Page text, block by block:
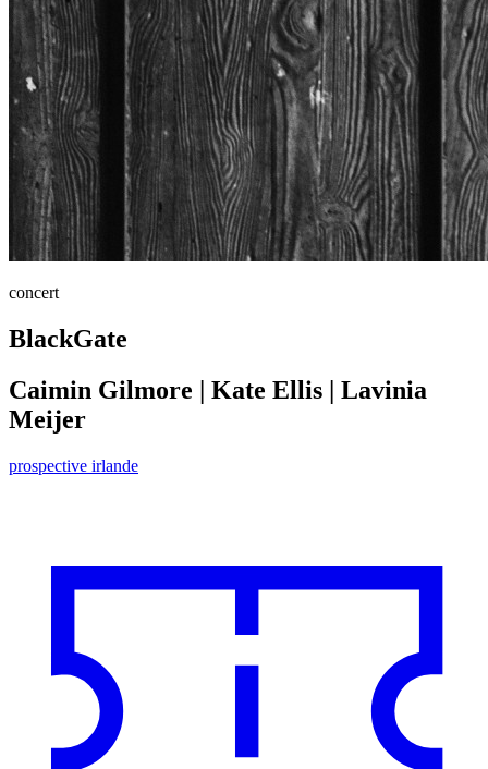
concert
BlackGate
Caimin Gilmore | Kate Ellis | Lavinia
Meijer
prospective irlande